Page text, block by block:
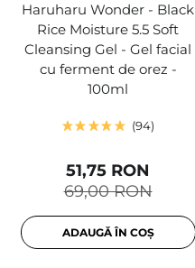
Haruharu Wonder - Black
Rice Moisture 5.5 Soft
Cleansing Gel - Gel facial
cu ferment de orez -
100ml
94
69,00 RON
51,75 RON
ADAUGĂ ÎN COȘ